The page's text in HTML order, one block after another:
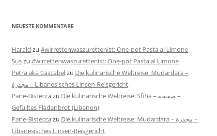
NEUESTE KOMMENTARE
Harald zu #wirrettenwaszurettenist: One-pot Pasta al Limone
Suszu #wirrettenwaszurettenist: One-pot Pasta al Limone
Petra aka Cascabelzu Die kulinarische Weltreise: Mudardara –
مجدرة – Libanesisches Linsen-Reisgericht
Pane-Bistecca zu Die kulinarische Weltreise: Sfiha – صفيحة –
Gefülltes Fladenbrot (Libanon)
Pane-Bistecca zu Die kulinarische Weltreise: Mudardara – مجدرة –
Libanesisches Linsen-Reisgericht